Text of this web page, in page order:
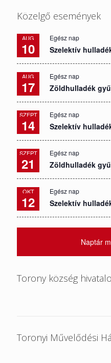
Közelgő események
AUG
10
Egész nap
Szelektív
AUG
17
Egész nap
Zöldhulladék
SZEPT
14
Egész nap
Szelektív
SZEPT
21
Egész nap
Zöldhulladék
OKT
12
Egész nap
Szelektív
Naptár
Torony község
Toronyi Művelődési